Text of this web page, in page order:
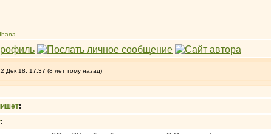
Дек 18, 17:37 (8 лет тому назад)
:
: